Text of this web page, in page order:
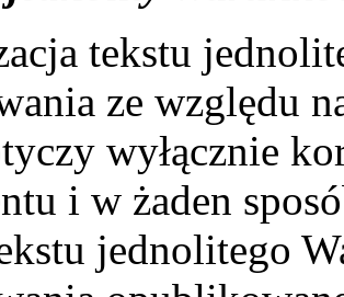
tekstu
ze względu
wyłącznie
i w żaden
jednolitego